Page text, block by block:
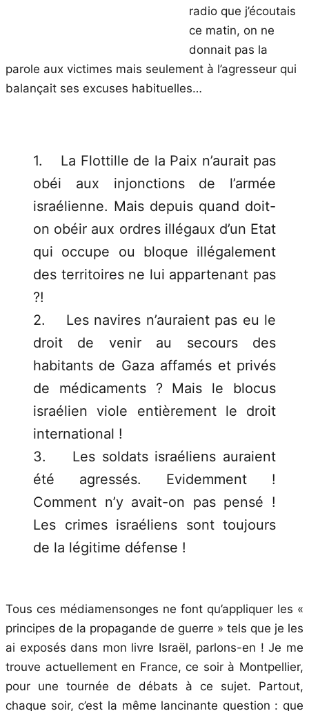
radio que j’écoutais
ce matin, on ne
donnait pas la
parole aux victimes mais seulement à l’agresseur qui
balançait ses excuses habituelles…
1. La Flottille de la Paix n’aurait pas
obéi aux injonctions de l’armée
israélienne. Mais depuis quand doit-
on obéir aux ordres illégaux d’un Etat
qui occupe ou bloque illégalement
des territoires ne lui appartenant pas
?!
2. Les navires n’auraient pas eu le
droit de venir au secours des
habitants de Gaza affamés et privés
de médicaments ? Mais le blocus
israélien viole entièrement le droit
international !
3. Les soldats israéliens auraient
été agressés. Evidemment !
Comment n’y avait-on pas pensé !
Les crimes israéliens sont toujours
de la légitime défense !
Tous ces médiamensonges ne font qu’appliquer les «
principes de la propagande de guerre » tels que je les
ai exposés dans mon livre Israël, parlons-en ! Je me
trouve actuellement en France, ce soir à Montpellier,
pour une tournée de débats à ce sujet. Partout,
chaque soir, c’est la même lancinante question : que